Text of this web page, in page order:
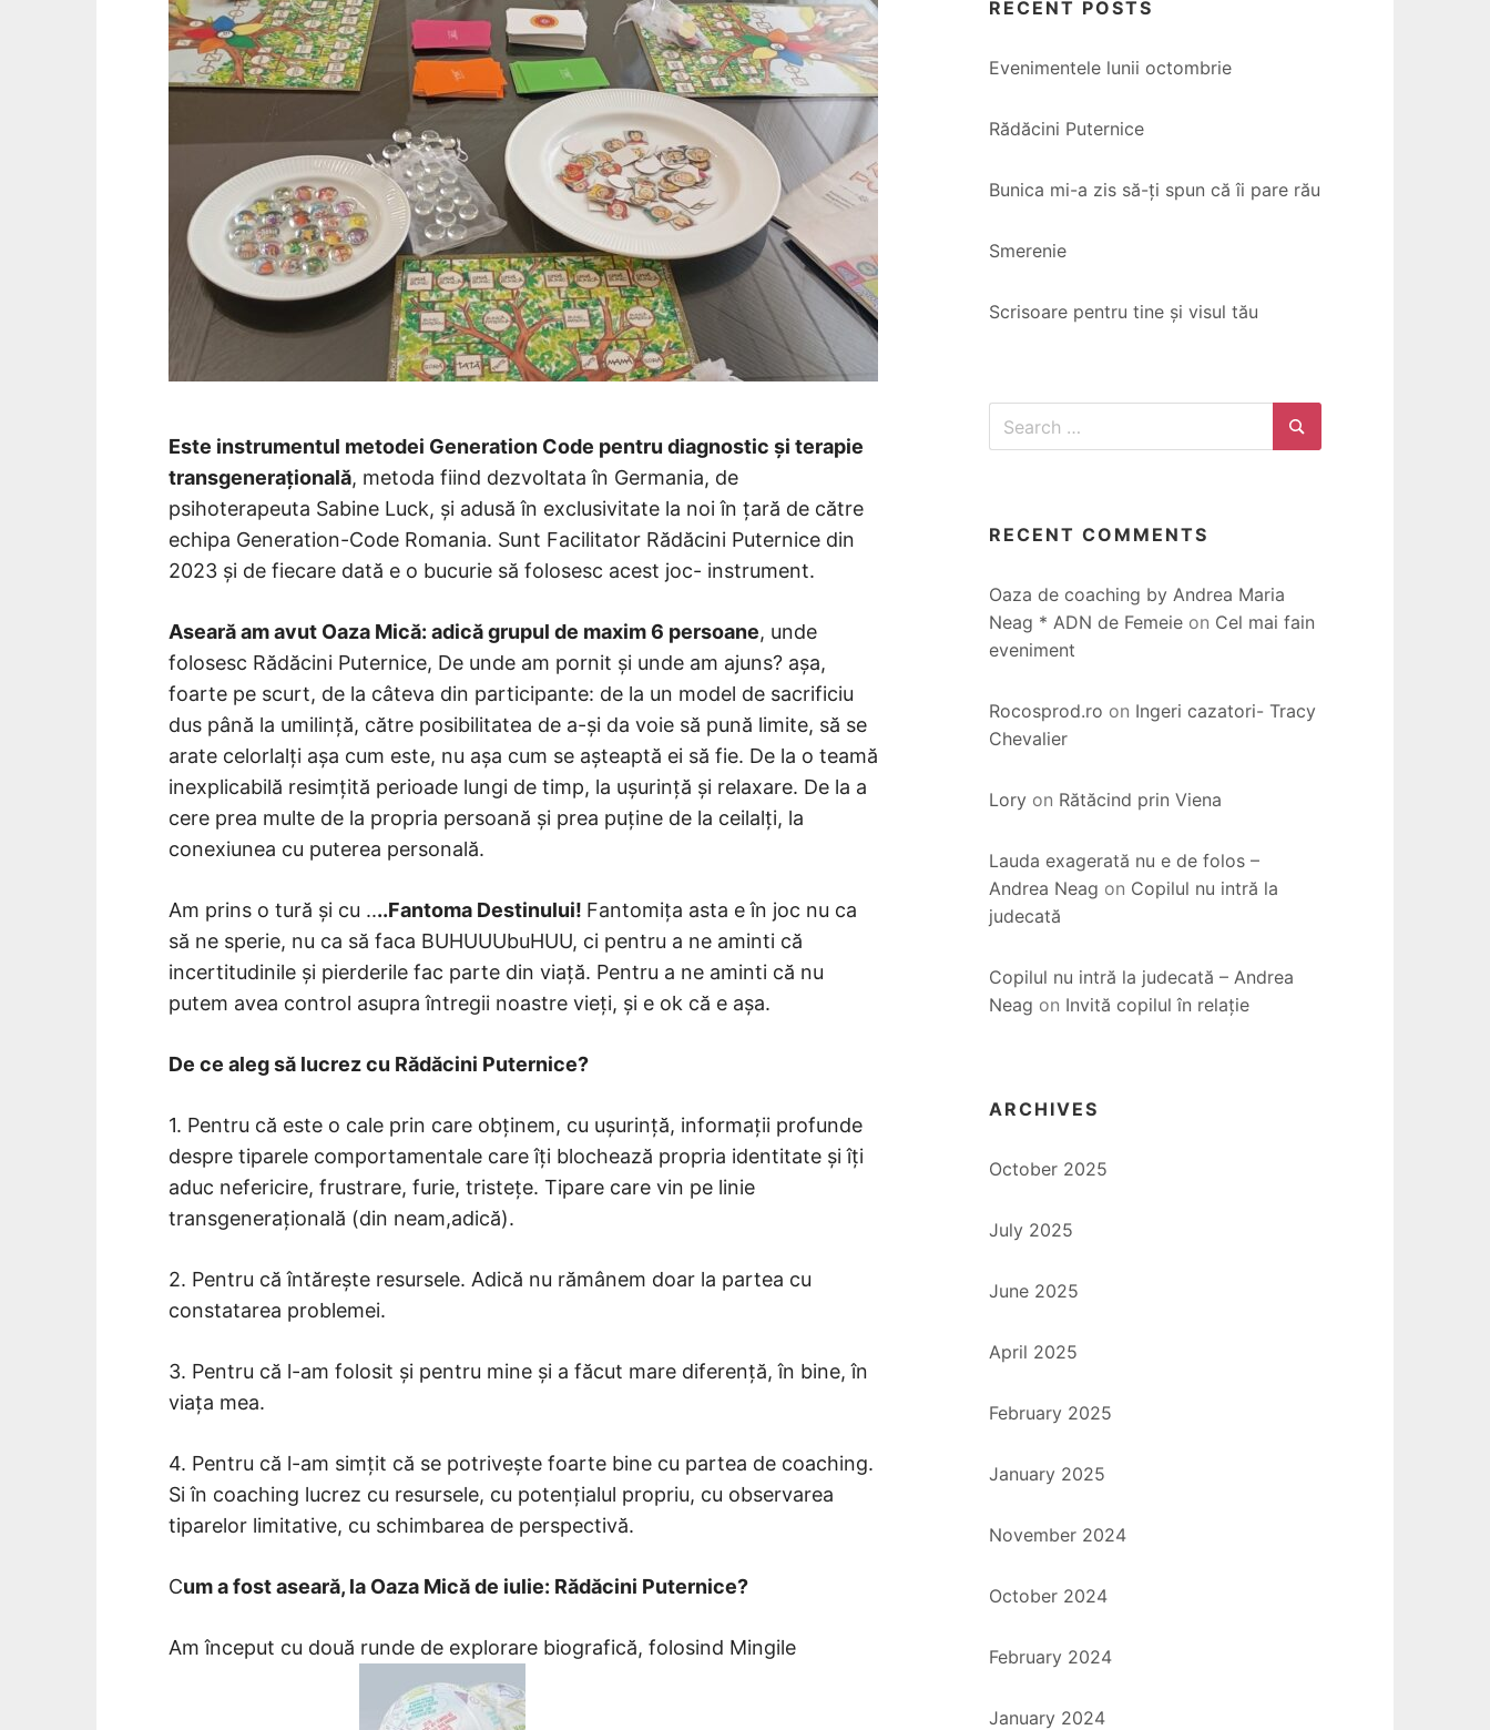
Este instrumentul metodei Generation Code pentru diagnostic și terapie
transgenerațională, metoda fiind dezvoltata în Germania, de
psihoterapeuta Sabine Luck, și adusă în exclusivitate la noi în țară de către
echipa Generation-Code Romania. Sunt Facilitator Rădăcini Puternice din
2023 și de fiecare dată e o bucurie să folosesc acest joc- instrument.
Aseară am avut Oaza Mică: adică grupul de maxim 6 persoane, unde
folosesc Rădăcini Puternice, De unde am pornit și unde am ajuns? așa,
foarte pe scurt, de la câteva din participante: de la un model de sacrificiu
dus până la umilință, către posibilitatea de a-și da voie să pună limite, să se
arate celorlalți așa cum este, nu așa cum se așteaptă ei să fie. De la o teamă
inexplicabilă resimțită perioade lungi de timp, la ușurință și relaxare. De la a
cere prea multe de la propria persoană și prea puține de la ceilalți, la
conexiunea cu puterea personală.
Am prins o tură și cu ....Fantoma Destinului! Fantomița asta e în joc nu ca
să ne sperie, nu ca să faca BUHUUUbuHUU, ci pentru a ne aminti că
incertitudinile și pierderile fac parte din viață. Pentru a ne aminti că nu
putem avea control asupra întregii noastre vieți, și e ok că e așa.
De ce aleg să lucrez cu Rădăcini Puternice?
1. Pentru că este o cale prin care obținem, cu ușurință, informații profunde
despre tiparele comportamentale care îți blochează propria identitate și îți
aduc nefericire, frustrare, furie, tristețe. Tipare care vin pe linie
transgenerațională (din neam,adică).
2. Pentru că întărește resursele. Adică nu rămânem doar la partea cu
constatarea problemei.
3. Pentru că l-am folosit și pentru mine și a făcut mare diferență, în bine, în
viața mea.
4. Pentru că l-am simțit că se potrivește foarte bine cu partea de coaching.
Si în coaching lucrez cu resursele, cu potențialul propriu, cu observarea
tiparelor limitative, cu schimbarea de perspectivă.
Cum a fost aseară, la Oaza Mică de iulie: Rădăcini Puternice?
Am început cu două runde de explorare biografică, folosind Mingile
RECENT POSTS
Evenimentele lunii octombrie
Rădăcini Puternice
Bunica mi-a zis să-ți spun că îi pare rău
Smerenie
Scrisoare pentru tine și visul tău
Search
RECENT COMMENTS
Oaza de coaching by Andrea Maria
Neag * ADN de Femeie on Cel mai fain
eveniment
Rocosprod.ro on Ingeri cazatori- Tracy
Chevalier
Lory on Rătăcind prin Viena
Lauda exagerată nu e de folos –
Andrea Neag on Copilul nu intră la
judecată
Copilul nu intră la judecată – Andrea
Neag on Invită copilul în relație
ARCHIVES
October 2025
July 2025
June 2025
April 2025
February 2025
January 2025
November 2024
October 2024
February 2024
January 2024